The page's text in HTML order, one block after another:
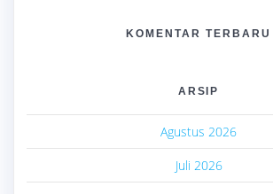
KOMENTAR TERBARU
ARSIP
Agustus 2026
Juli 2026